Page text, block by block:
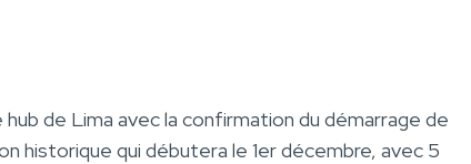
de Lima avec la confirmation du démarrage de
historique qui débutera le 1er décembre, avec 5